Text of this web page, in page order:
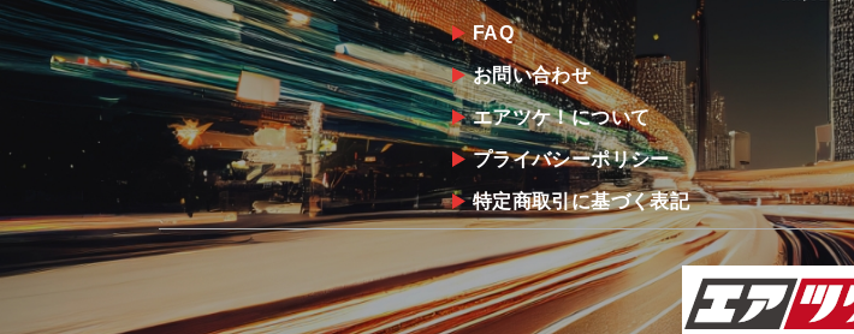
FAQ
お問い合わせ
エアツケ！について
プライバシーポリシー
特定商取引に基づく表記